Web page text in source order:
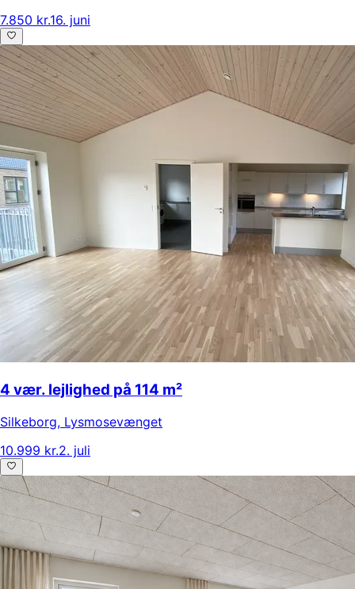
7.850 kr.16. juni
4 vær. lejlighed på 114 m²
Silkeborg, Lysmosevænget
10.999 kr.2. juli